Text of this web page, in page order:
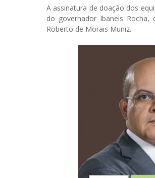
A assinatura de doação dos
do governador Ibaneis
Roberto de Morais Muniz.